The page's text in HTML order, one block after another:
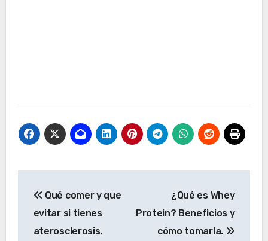
de
entradas
Qué comer y que
evitar si tienes
aterosclerosis.
¿Qué es Whey
Protein? Beneficios y
cómo tomarla.